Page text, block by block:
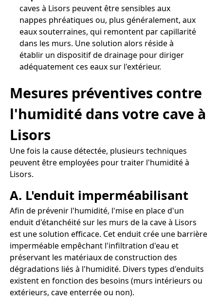
caves à Lisors peuvent être sensibles aux
nappes phréatiques ou, plus généralement, aux
eaux souterraines, qui remontent par capillarité
dans les murs. Une solution alors réside à
établir un dispositif de drainage pour diriger
adéquatement ces eaux sur l'extérieur.
Mesures préventives contre
l'humidité dans votre cave à
Lisors
Une fois la cause détectée, plusieurs techniques
peuvent être employées pour traiter l'humidité à
Lisors.
A. L'enduit imperméabilisant
Afin de prévenir l'humidité, l'mise en place d'un
enduit d'étanchéité sur les murs de la cave à Lisors
est une solution efficace. Cet enduit crée une barrière
imperméable empêchant l'infiltration d'eau et
préservant les matériaux de construction des
dégradations liés à l'humidité. Divers types d'enduits
existent en fonction des besoins (murs intérieurs ou
extérieurs, cave enterrée ou non).